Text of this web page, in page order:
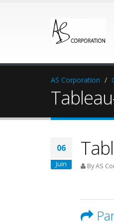
AS Corporation
06
Juin By AS